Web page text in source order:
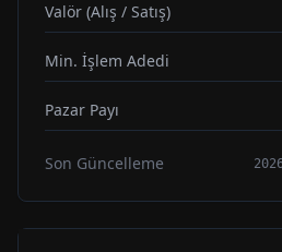
Valör (Alış / Satış)
Min. İşlem Adedi
Pazar Payı
Son Güncelleme